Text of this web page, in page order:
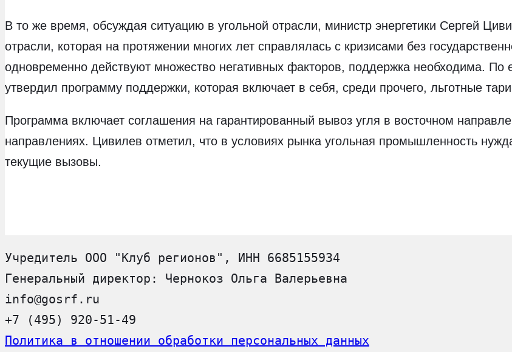
В то же время, обсуждая ситуацию в угольной отрасли, министр энергетики Сергей
отрасли, которая на протяжении многих лет справлялась с кризисами без
одновременно действуют множество негативных факторов, поддержка необходима.
утвердил программу поддержки, которая включает в себя, среди прочего, льготные
Программа включает соглашения на гарантированный вывоз угля в восточном
направлениях. Цивилев отметил, что в условиях рынка угольная промышленность
текущие вызовы.
Учредитель ООО "Клуб регионов", ИНН 6685155934
Генеральный директор: Чернокоз Ольга Валерьевна
info@gosrf.ru
+7 (495) 920-51-49
Политика в отношении обработки персональных данных